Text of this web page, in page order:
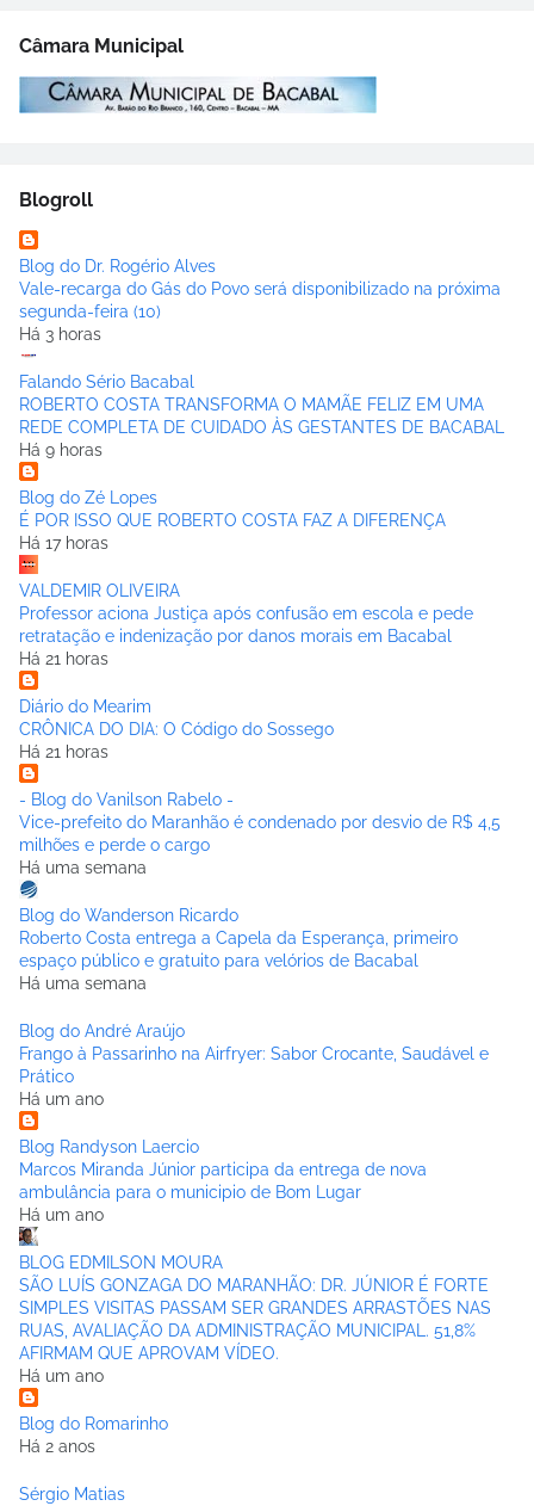
Câmara Municipal
Blogroll
Blog do Dr. Rogério Alves
Vale-recarga do Gás do Povo será disponibilizado na próxima
segunda-feira (10)
Há 3 horas
Falando Sério Bacabal
ROBERTO COSTA TRANSFORMA O MAMÃE FELIZ EM UMA
REDE COMPLETA DE CUIDADO ÀS GESTANTES DE BACABAL
Há 9 horas
Blog do Zé Lopes
É POR ISSO QUE ROBERTO COSTA FAZ A DIFERENÇA
Há 17 horas
VALDEMIR OLIVEIRA
Professor aciona Justiça após confusão em escola e pede
retratação e indenização por danos morais em Bacabal
Há 21 horas
Diário do Mearim
CRÔNICA DO DIA: O Código do Sossego
Há 21 horas
- Blog do Vanilson Rabelo -
Vice-prefeito do Maranhão é condenado por desvio de R$ 4,5
milhões e perde o cargo
Há uma semana
Blog do Wanderson Ricardo
Roberto Costa entrega a Capela da Esperança, primeiro
espaço público e gratuito para velórios de Bacabal
Há uma semana
Blog do André Araújo
Frango à Passarinho na Airfryer: Sabor Crocante, Saudável e
Prático
Há um ano
Blog Randyson Laercio
Marcos Miranda Júnior participa da entrega de nova
ambulância para o municipio de Bom Lugar
Há um ano
BLOG EDMILSON MOURA
SÃO LUÍS GONZAGA DO MARANHÃO: DR. JÚNIOR É FORTE
SIMPLES VISITAS PASSAM SER GRANDES ARRASTÕES NAS
RUAS, AVALIAÇÃO DA ADMINISTRAÇÃO MUNICIPAL. 51,8%
AFIRMAM QUE APROVAM VÍDEO.
Há um ano
Blog do Romarinho
Há 2 anos
Sérgio Matias